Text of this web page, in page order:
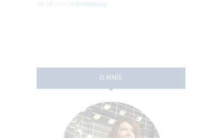
08-08-2011 0 Komentarzy
O MNIE